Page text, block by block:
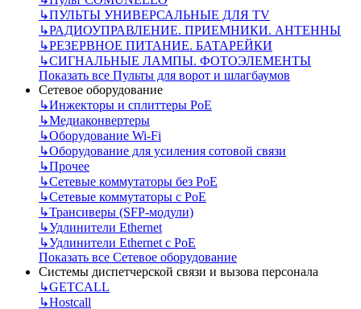
↳ПУЛЬТЫ УНИВЕРСАЛЬНЫЕ ДЛЯ TV
↳РАДИОУПРАВЛЕНИЕ. ПРИЕМНИКИ. АНТЕННЫ
↳РЕЗЕРВНОЕ ПИТАНИЕ. БАТАРЕЙКИ
↳СИГНАЛЬНЫЕ ЛАМПЫ. ФОТОЭЛЕМЕНТЫ
Показать все Пульты для ворот и шлагбаумов
Сетевое оборудование
↳Инжекторы и сплиттеры РоЕ
↳Медиаконвертеры
↳Оборудование Wi-Fi
↳Оборудование для усиления сотовой связи
↳Прочее
↳Сетевые коммутаторы без РоЕ
↳Сетевые коммутаторы с РоЕ
↳Трансиверы (SFP-модули)
↳Удлинители Ethernet
↳Удлинители Ethernet с PoE
Показать все Сетевое оборудование
Системы диспетчерской связи и вызова персонала
↳GETCALL
↳Hostcall